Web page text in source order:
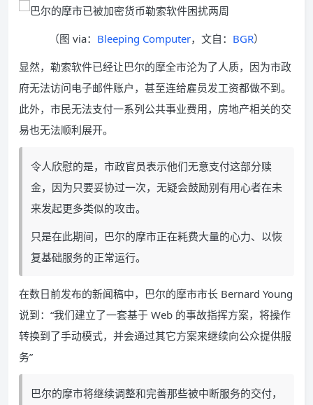
（图 via： Bleeping Computer，文自： BGR）
显然，勒索软件已经让巴尔的摩全市沦为了人质，因为市政
府无法访问电子邮件账户，甚至连给雇员发工资都做不到。
此外，市民无法支付一系列公共事业费用，房地产相关的交
易也无法顺利展开。
令人欣慰的是，市政官员表示他们无意支付这部分赎
金，因为只要妥协过一次，无疑会鼓励别有用心者在未
来发起更多类似的攻击。
只是在此期间，巴尔的摩市正在耗费大量的心力、以恢
复基础服务的正常运行。
在数日前发布的新闻稿中，巴尔的摩市市长 Bernard Young
说到：“我们建立了一套基于 Web 的事故指挥方案，将操作
转换到了手动模式，并会通过其它方案来继续向公众提供服
务”
巴尔的摩市将继续调整和完善那些被中断服务的交付，